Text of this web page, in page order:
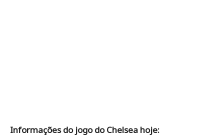
Informações do jogo do Chelsea hoje: